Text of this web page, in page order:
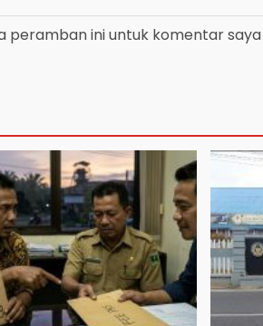
peramban ini untuk komentar